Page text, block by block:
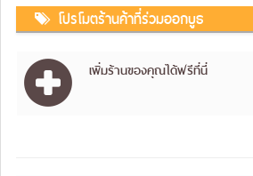
โปรโมตร้านค้าที่ร่วมออกบูธ
เพิ่มร้านของคุณได้ฟรีที่นี่